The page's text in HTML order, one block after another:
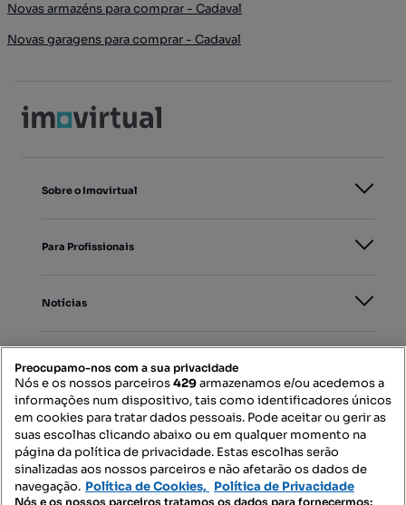
Novas armazéns para comprar - Cadaval
Novas garagens para comprar - Cadaval
Sobre o Imovirtual
Para Profissionais
Notícias
Mapa do Site
Contacte-nos
Preocupamo-nos com a sua privacidade
Nós e os nossos parceiros429armazenamos e/ou acedemos a
informações num dispositivo, tais como identificadores únicos
em cookies para tratar dados pessoais. Pode aceitar ou gerir as
suas escolhas clicando abaixo ou em qualquer momento na
página da política de privacidade. Estas escolhas serão
sinalizadas aos nossos parceiros e não afetarão os dados de
navegação. Política de Cookies, Política de Privacidade
Nós e os nossos parceiros tratamos os dados para fornecermos: